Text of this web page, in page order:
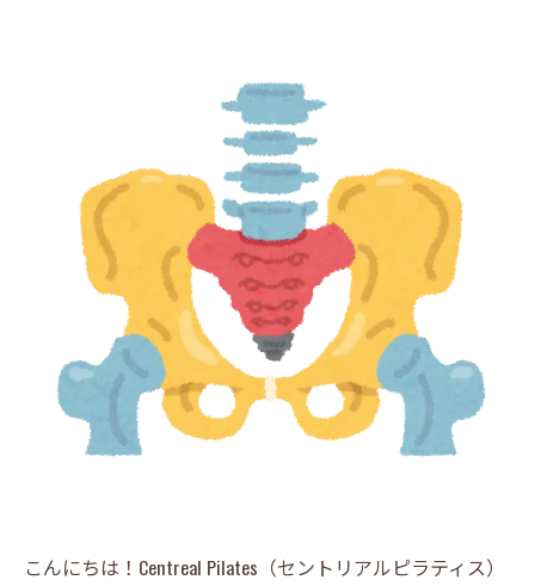
こんにちは！Centreal Pilates（セントリアルピラティス）